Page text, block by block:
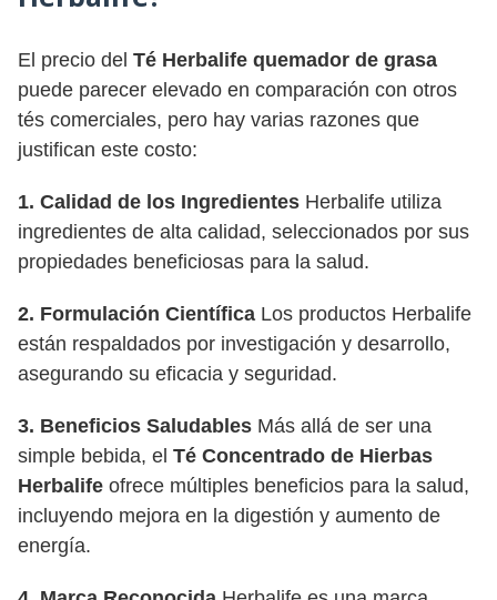
El precio del Té Herbalife quemador de grasa
puede parecer elevado en comparación con otros
tés comerciales, pero hay varias razones que
justifican este costo:
1. Calidad de los Ingredientes Herbalife utiliza
ingredientes de alta calidad, seleccionados por sus
propiedades beneficiosas para la salud.
2. Formulación Científica Los productos Herbalife
están respaldados por investigación y desarrollo,
asegurando su eficacia y seguridad.
3. Beneficios Saludables Más allá de ser una
simple bebida, el Té Concentrado de Hierbas
Herbalife ofrece múltiples beneficios para la salud,
incluyendo mejora en la digestión y aumento de
energía.